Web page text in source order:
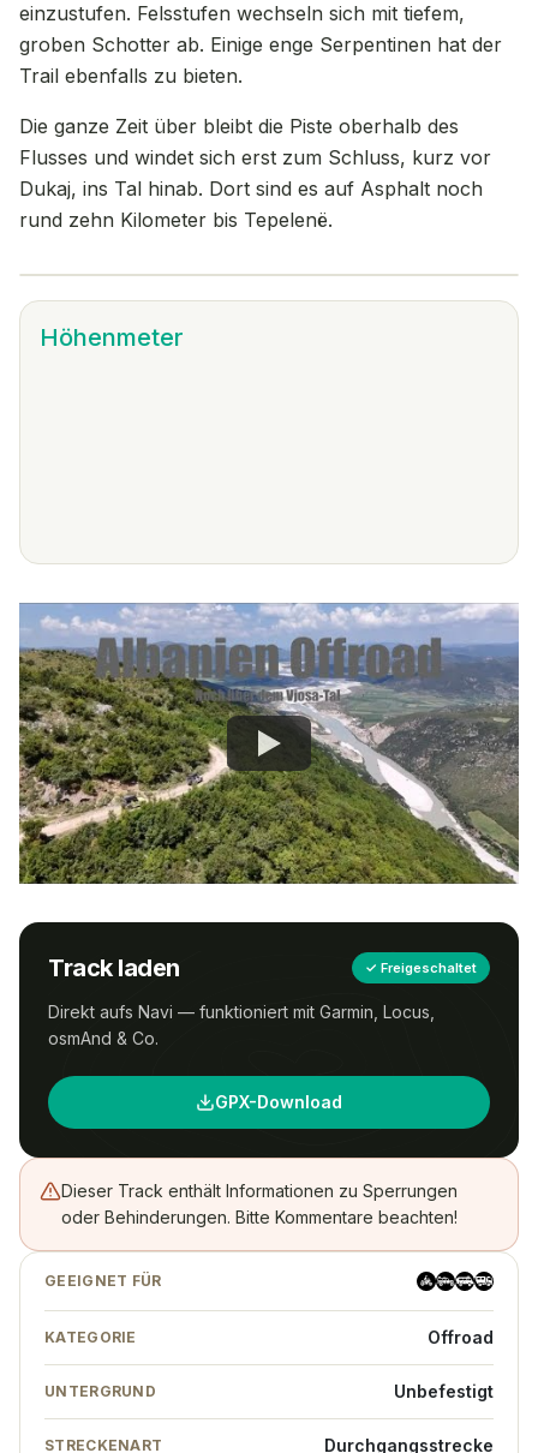
einzustufen. Felsstufen wechseln sich mit tiefem,
groben Schotter ab. Einige enge Serpentinen hat der
Trail ebenfalls zu bieten.
Die ganze Zeit über bleibt die Piste oberhalb des
Flusses und windet sich erst zum Schluss, kurz vor
Dukaj, ins Tal hinab. Dort sind es auf Asphalt noch
rund zehn Kilometer bis Tepelenë.
Höhenmeter
Track laden ✓ Freigeschaltet
Direkt aufs Navi — funktioniert mit Garmin, Locus,
osmAnd & Co.
GPX-Download
Dieser Track enthält Informationen zu Sperrungen
oder Behinderungen. Bitte Kommentare beachten!
GEEIGNET FÜR
KATEGORIE Offroad
UNTERGRUND Unbefestigt
STRECKENART Durchgangsstrecke